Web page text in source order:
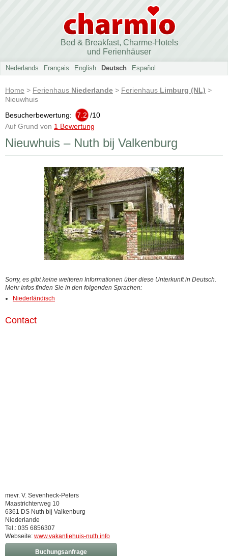
Bed & Breakfast, Charme-Hotels
und Ferienhäuser
Nederlands Français English Deutsch Español
Home > Ferienhaus Niederlande > Ferienhaus Limburg (NL) >
Nieuwhuis
Besucherbewertung:
7.2 /10
Auf Grund von 1 Bewertung
Nieuwhuis – Nuth bij Valkenburg
Sorry, es gibt keine weiteren Informationen über diese Unterkunft in Deutsch.
Mehr Infos finden Sie in den folgenden Sprachen:
Niederländisch
Contact
mevr. V. Sevenheck-Peters
Maastrichterweg 10
6361 DS Nuth bij Valkenburg
Niederlande
Tel.: 035 6856307
Webseite: www.vakantiehuis-nuth.info
Buchungsanfrage